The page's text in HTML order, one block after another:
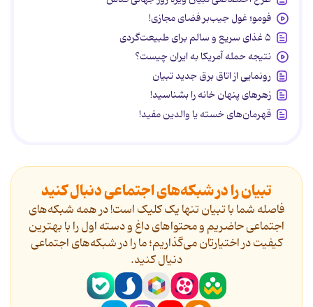
فومو؛ غول جیب‌بر فضای مجازی!
۵ غذای سریع و سالم برای طبیعت‌گردی
نتیجه حمله آمریکا به ایران چیست؟
رونمایی از اتاق برق جدید تبیان
زهرهای پنهان خانه را بشناسید!
قهرمان‌های خسته یا والدین مفید!
تبیان را در شبکه‌های اجتماعی دنبال کنید
فاصله شما با تبیان تنها یک کلیک است! در همه شبکه‌های
اجتماعی حاضریم و محتواهای داغ و دسته اول را با بهترین
کیفیت در اختیارتان می‌گذاریم؛ ما را در شبکه‌های اجتماعی
دنیال کنید.